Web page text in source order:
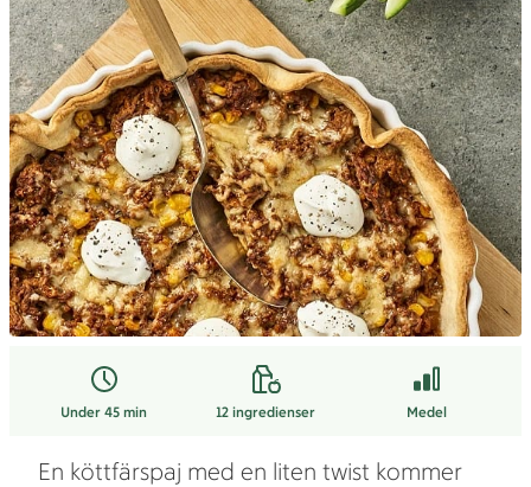
Under 45 min 12 ingredienser Medel
En köttfärspaj med en liten twist kommer